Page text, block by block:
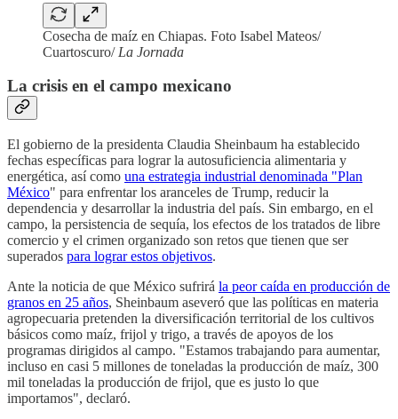
Cosecha de maíz en Chiapas. Foto Isabel Mateos/
Cuartoscuro/ La Jornada
La crisis en el campo mexicano
El gobierno de la presidenta Claudia Sheinbaum ha establecido
fechas específicas para lograr la autosuficiencia alimentaria y
energética, así como una estrategia industrial denominada "Plan
México" para enfrentar los aranceles de Trump, reducir la
dependencia y desarrollar la industria del país. Sin embargo, en el
campo, la persistencia de sequía, los efectos de los tratados de libre
comercio y el crimen organizado son retos que tienen que ser
superados para lograr estos objetivos.
Ante la noticia de que México sufrirá la peor caída en producción de
granos en 25 años, Sheinbaum aseveró que las políticas en materia
agropecuaria pretenden la diversificación territorial de los cultivos
básicos como maíz, frijol y trigo, a través de apoyos de los
programas dirigidos al campo. "Estamos trabajando para aumentar,
incluso en casi 5 millones de toneladas la producción de maíz, 300
mil toneladas la producción de frijol, que es justo lo que
importamos", declaró.